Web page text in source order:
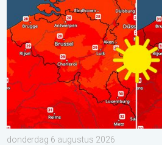
donderdag 6 augustus 2026